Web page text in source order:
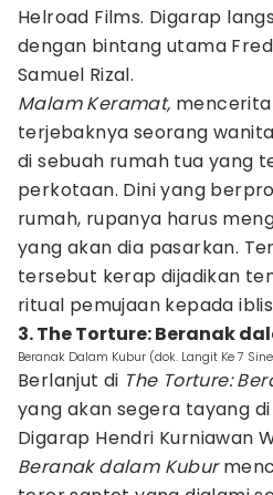
Helroad Films. Digarap
dengan bintang utama
Samuel Rizal.
Malam Keramat,
terjebaknya seorang
di sebuah rumah tua yang
perkotaan. Dini yang
rumah, rupanya harus
yang akan dia pasarkan.
tersebut kerap dijadikan
ritual pemujaan kepada
3. The Torture: Beranak
Beranak Dalam Kubur (dok. Langit Ke 7
Berlanjut di The Torture:
yang akan segera tayang
Digarap Hendri Kurniawan
Beranak dalam Kubur